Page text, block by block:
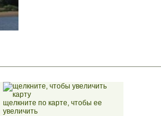
щелкните по карте, чтобы ее
увеличить